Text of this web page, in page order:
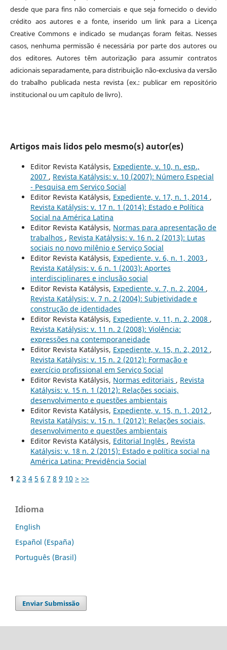
desde que para fins não comerciais e que seja fornecido o devido
crédito aos autores e a fonte, inserido um link para a Licença
Creative Commons e indicado se mudanças foram feitas. Nesses
casos, nenhuma permissão é necessária por parte dos autores ou
dos editores.Autores têm autorização para assumir contratos
adicionais separadamente, para distribuição não-exclusiva da versão
do trabalho publicada nesta revista (ex.: publicar em repositório
institucional ou um capítulo de livro).
Artigos mais lidos pelo mesmo(s) autor(es)
Editor Revista Katálysis, Expediente, v. 10, n. esp.,
2007 , Revista Katálysis: v. 10 (2007): Número Especial
- Pesquisa em Serviço Social
Editor Revista Katálysis, Expediente, v. 17, n. 1, 2014 ,
Revista Katálysis: v. 17 n. 1 (2014): Estado e Política
Social na América Latina
Editor Revista Katálysis, Normas para apresentação de
trabalhos , Revista Katálysis: v. 16 n. 2 (2013): Lutas
sociais no novo milênio e Serviço Social
Editor Revista Katálysis, Expediente, v. 6, n. 1, 2003 ,
Revista Katálysis: v. 6 n. 1 (2003): Aportes
interdisciplinares e inclusão social
Editor Revista Katálysis, Expediente, v. 7, n. 2, 2004 ,
Revista Katálysis: v. 7 n. 2 (2004): Subjetividade e
construção de identidades
Editor Revista Katálysis, Expediente, v. 11, n. 2, 2008 ,
Revista Katálysis: v. 11 n. 2 (2008): Violência:
expressões na contemporaneidade
Editor Revista Katálysis, Expediente, v. 15, n. 2, 2012 ,
Revista Katálysis: v. 15 n. 2 (2012): Formação e
exercício profissional em Serviço Social
Editor Revista Katálysis, Normas editoriais , Revista
Katálysis: v. 15 n. 1 (2012): Relações sociais,
desenvolvimento e questões ambientais
Editor Revista Katálysis, Expediente, v. 15, n. 1, 2012 ,
Revista Katálysis: v. 15 n. 1 (2012): Relações sociais,
desenvolvimento e questões ambientais
Editor Revista Katálysis, Editorial Inglês , Revista
Katálysis: v. 18 n. 2 (2015): Estado e política social na
América Latina: Previdência Social
1 2 3 4 5 6 7 8 9 10 > >>
Idioma
English
Español (España)
Português (Brasil)
Enviar Submissão